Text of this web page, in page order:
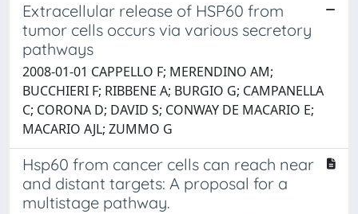
Extracellular release of HSP60 from
tumor cells occurs via various secretory
pathways
2008-01-01 CAPPELLO F; MERENDINO AM;
BUCCHIERI F; RIBBENE A; BURGIO G; CAMPANELLA
C; CORONA D; DAVID S; CONWAY DE MACARIO E;
MACARIO AJL; ZUMMO G
Hsp60 from cancer cells can reach near
and distant targets: A proposal for a
multistage pathway.